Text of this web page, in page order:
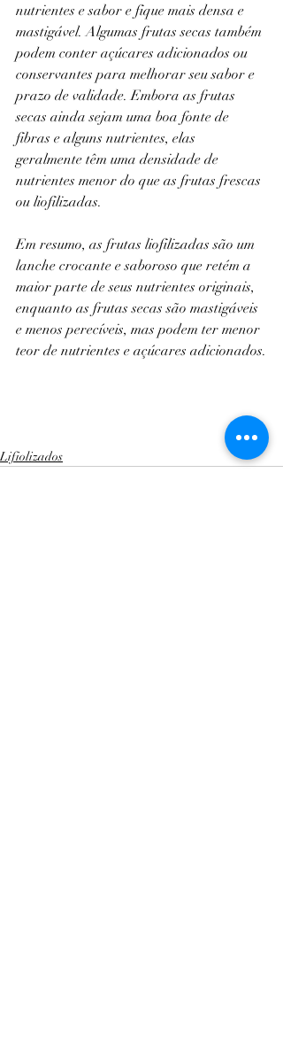
nutrientes e sabor e fique mais densa e
mastigável. Algumas frutas secas também
podem conter açúcares adicionados ou
conservantes para melhorar seu sabor e
prazo de validade. Embora as frutas
secas ainda sejam uma boa fonte de
fibras e alguns nutrientes, elas
geralmente têm uma densidade de
nutrientes menor do que as frutas frescas
ou liofilizadas.
Em resumo, as frutas liofilizadas são um
lanche crocante e saboroso que retém a
maior parte de seus nutrientes originais,
enquanto as frutas secas são mastigáveis
e menos perecíveis, mas podem ter menor
teor de nutrientes e açúcares adicionados.
Lifiolizados